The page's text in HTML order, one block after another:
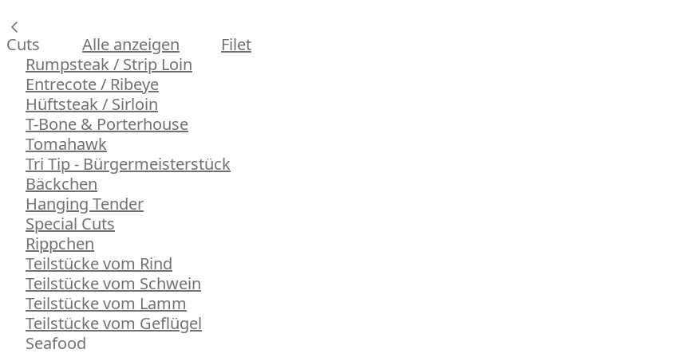
Cuts Alle anzeigen
Filet
Rumpsteak / Strip Loin
Entrecote / Ribeye
Hüftsteak / Sirloin
T-Bone & Porterhouse
Tomahawk
Tri Tip - Bürgermeisterstück
Bäckchen
Hanging Tender
Special Cuts
Rippchen
Teilstücke vom Rind
Teilstücke vom Schwein
Teilstücke vom Lamm
Teilstücke vom Geflügel
Seafood